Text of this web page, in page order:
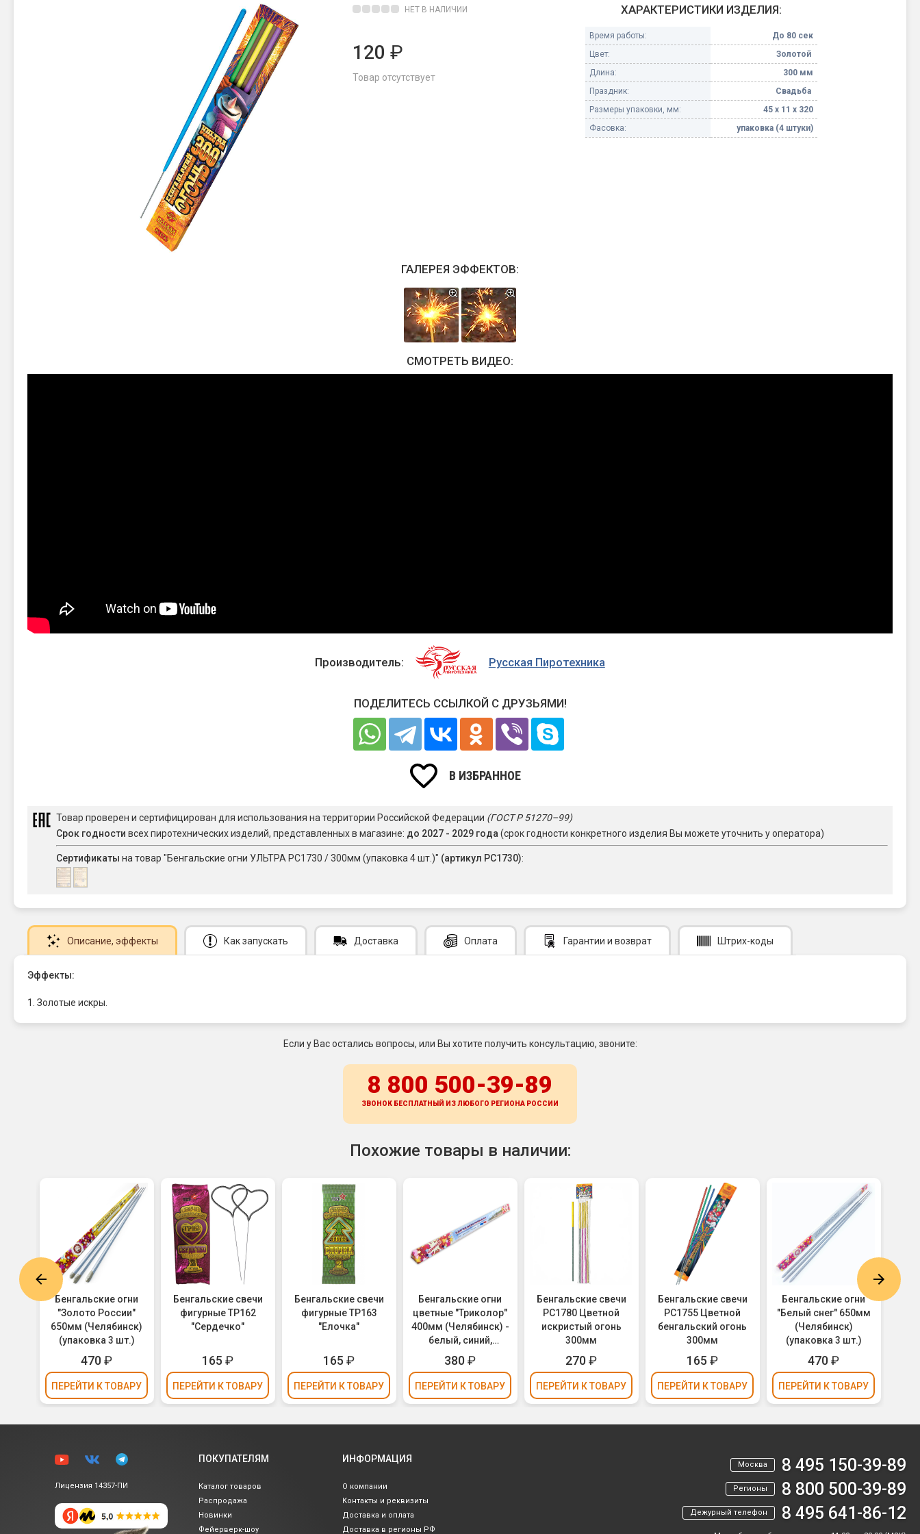
Маленькие фейерверки
Петарды
Терочные
Фитильные
Лимонки, гранаты
Бенгальские огни малые
Бенгальские огни большие
Фонтаны пиротехнические
Фестивальные шары
Небесные фонарики
Оборудование для
спецэффектов
НЕТ В НАЛИЧИИ
120 ₽
Товар отсутствует
ХАРАКТЕРИСТИКИ ИЗДЕЛИЯ:
Время работы:
До 80 сек
Цвет:
Золотой
Длина:
300 мм
Праздник:
Свадьба
Размеры упаковки, мм:
45 х 11 х 320
Фасовка:
упаковка (4 штуки)
ГАЛЕРЕЯ ЭФФЕКТОВ:
СМОТРЕТЬ ВИДЕО:
Производитель: Русская Пиротехника
ПОДЕЛИТЕСЬ ССЫЛКОЙ С ДРУЗЬЯМИ!
В ИЗБРАННОЕ
Товар проверен и сертифицирован для использования на территории Российской Федерации (ГОСТ Р 51270–99)
Срок годности всех пиротехнических изделий, представленных в магазине: до 2027 - 2029 года (срок годности конкретного изделия Вы можете уточнить у оператора)
Сертификаты на товар "Бенгальские огни УЛЬТРА РС1730 / 300мм (упаковка 4 шт.)" (артикул РС1730):
Описание, эффекты Как запускать Доставка Оплата Гарантии и возврат Штрих-коды
Эффекты:
1. Золотые искры.
Если у Вас остались вопросы, или Вы хотите получить консультацию, звоните:
8 800 500-39-89
ЗВОНОК БЕСПЛАТНЫЙ ИЗ ЛЮБОГО РЕГИОНА РОССИИ
Похожие товары в наличии:
Бенгальские огни
"Золото России"
650мм (Челябинск)
(упаковка 3 шт.)
470₽
ПЕРЕЙТИ К ТОВАРУ
Бенгальские свечи
фигурные ТР162
"Сердечко"
165 ₽
ПЕРЕЙТИ К ТОВАРУ
Бенгальские свечи
фигурные ТР163
"Елочка"
165 ₽
ПЕРЕЙТИ К ТОВАРУ
Бенгальские огни
цветные "Триколор"
400мм (Челябинск) -
белый, синий,
красный (упаковка 3
шт.)
380₽
ПЕРЕЙТИ К ТОВАРУ
Бенгальские свечи
РС1780 Цветной
искристый огонь
300мм
270₽
ПЕРЕЙТИ К ТОВАРУ
Бенгальские свечи
РС1755 Цветной
бенгальский огонь
300мм
165 ₽
ПЕРЕЙТИ К ТОВАРУ
Бенгальские огни
"Белый снег" 650мм
(Челябинск)
(упаковка 3 шт.)
470₽
ПЕРЕЙТИ К ТОВАРУ
Лицензия 14357-ПИ
ПОКУПАТЕЛЯМ
Каталог товаров
Распродажа
Новинки
Фейерверк-шоу
ИНФОРМАЦИЯ
О компании
Контакты и реквизиты
Доставка и оплата
Доставка в регионы РФ
Москва 8 495 150-39-89
Регионы 8 800 500-39-89
Дежурный телефон 8 495 641-86-12